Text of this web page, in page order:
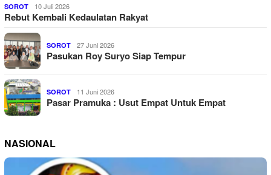
SOROT 10 Juli 2026
Rebut Kembali Kedaulatan Rakyat
SOROT 27 Juni 2026
Pasukan Roy Suryo Siap Tempur
SOROT 11 Juni 2026
Pasar Pramuka : Usut Empat Untuk Empat
NASIONAL